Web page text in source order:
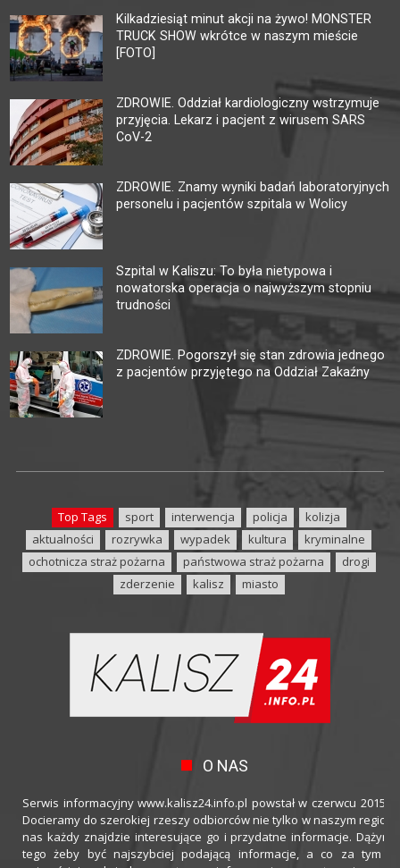
Kilkadziesiąt minut akcji na żywo! MONSTER
TRUCK SHOW wkrótce w naszym mieście
[FOTO]
ZDROWIE. Oddział kardiologiczny wstrzymuje
przyjęcia. Lekarz i pacjent z wirusem SARS
CoV-2
ZDROWIE. Znamy wyniki badań laboratoryjnych
personelu i pacjentów szpitala w Wolicy
Szpital w Kaliszu: To była nietypowa i
nowatorska operacja o najwyższym stopniu
trudności
ZDROWIE. Pogorszył się stan zdrowia jednego
z pacjentów przyjętego na Oddział Zakaźny
Top Tags sport interwencja policja
kolizja
aktualności
rozrywka wypadek kultura
kryminalne
ochotnicza straż pożarna
państwowa straż pożarna
drogi
zderzenie
kalisz miasto
O NAS
Serwis informacyjny www.kalisz24.info.pl powstał w czerwcu 2015
Docieramy do szerokiej rzeszy odbiorców nie tylko w naszym
nas każdy znajdzie interesujące go i przydatne informacje.
tego żeby być najszybciej podającą informacje, a co za tym